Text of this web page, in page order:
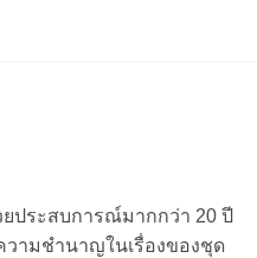
ยประสบการณ์มากกว่า 20 ปี
ามชำนาญในเรื่องของชุด